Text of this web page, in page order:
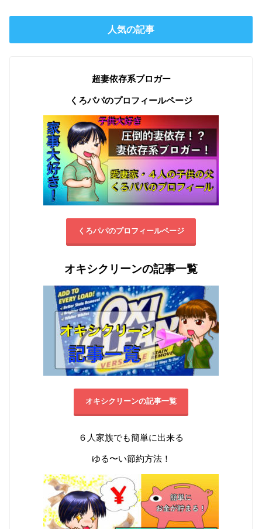
人気の記事
超妻依存系ブロガー
くろパパのプロフィールページ
くろパパのプロフィールページ
オキシクリーンの記事一覧
オキシクリーンの記事一覧
６人家族でも簡単に出来る
ゆる〜い節約方法！